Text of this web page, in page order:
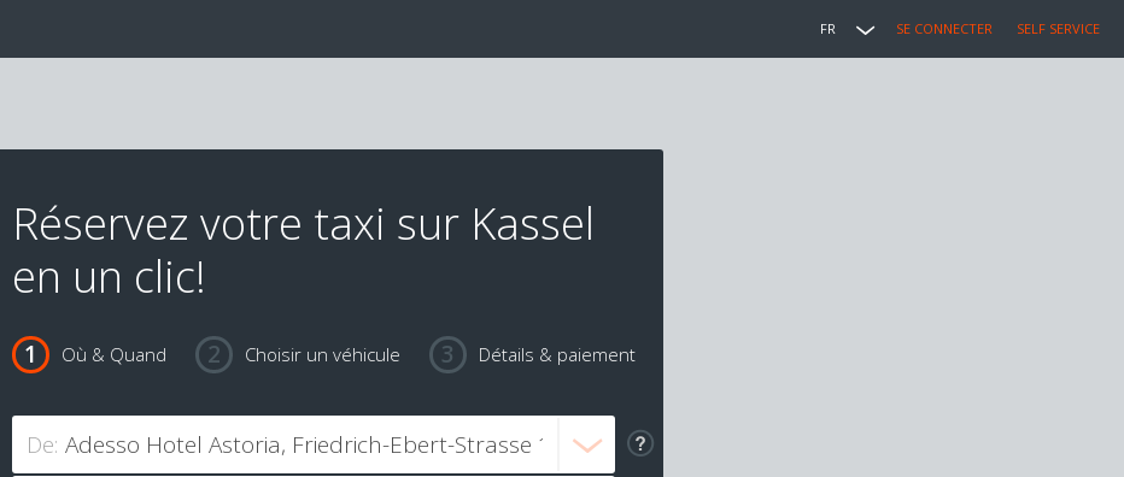
FR SE CONNECTER SELF SERVICE
Réservez votre taxi sur Kassel
en un clic!
Où & Quand Choisir un véhicule Détails & paiement
De: